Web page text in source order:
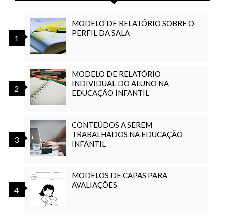
MODELO DE RELATÓRIO SOBRE O
PERFIL DA SALA
MODELO DE RELATÓRIO
INDIVIDUAL DO ALUNO NA
EDUCAÇÃO INFANTIL
CONTEÚDOS A SEREM
TRABALHADOS NA EDUCAÇÃO
INFANTIL
MODELOS DE CAPAS PARA
AVALIAÇÕES